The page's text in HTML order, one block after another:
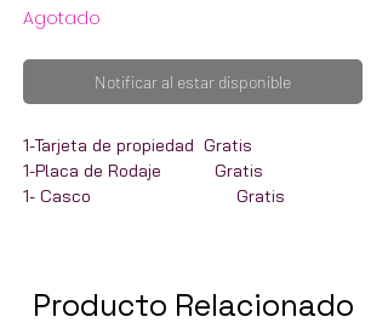
Agotado
Notificar al estar disponible
1-Tarjeta de propiedad Gratis
1-Placa de Rodaje Gratis
1- Casco Gratis
tanto para desplazamientos urbanos como
para aventuras todoterreno. Con un motor
Producto Relacionado